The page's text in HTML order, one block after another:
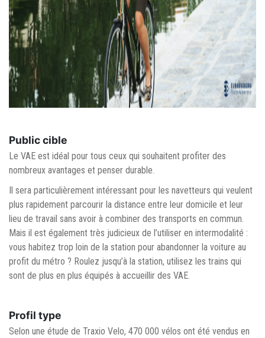
Public cible
Le VAE est idéal pour tous ceux qui souhaitent profiter des
nombreux avantages et penser durable.
Il sera particulièrement intéressant pour les navetteurs qui veulent
plus rapidement parcourir la distance entre leur domicile et leur
lieu de travail sans avoir à combiner des transports en commun.
Mais il est également très judicieux de l’utiliser en intermodalité :
vous habitez trop loin de la station pour abandonner la voiture au
profit du métro ? Roulez jusqu’à la station, utilisez les trains qui
sont de plus en plus équipés à accueillir des VAE.
Profil type
Selon une étude de Traxio Velo, 470 000 vélos ont été vendus en